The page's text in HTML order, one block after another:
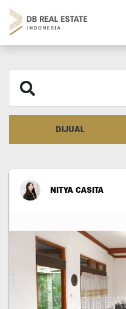
DIJUAL
NITYA CASITA